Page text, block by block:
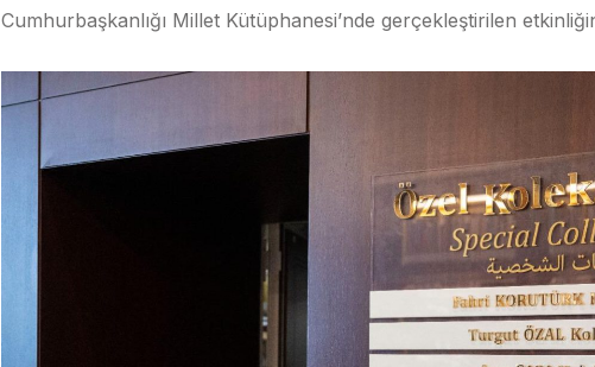
Cumhurbaşkanlığı Millet Kütüphanesi’nde gerçekleştirilen